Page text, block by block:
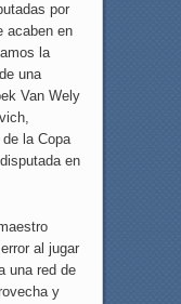
por
acaben en
la
una
Van Wely
la Copa
en
al jugar
una red de
y